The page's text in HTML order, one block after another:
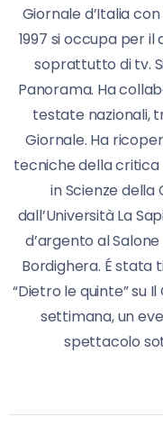
Giornale d’Italia
1997 si occupa per
soprattutto di tv.
Panorama. Ha
testate nazionali,
Giornale. Ha
tecniche della
in Scienze della
dall’Università La
d’argento al
Bordighera. É
“Dietro le quinte” su
settimana, un
spettacolo